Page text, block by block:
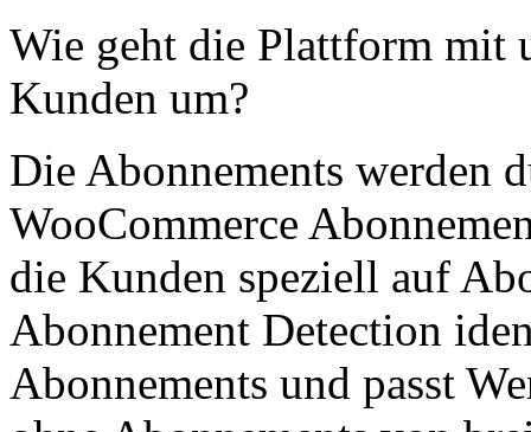
Wie geht die Plattform mit
Kunden um?
Die Abonnements werden
WooCommerce
die Kunden speziell auf
Abonnement Detection
Abonnements und passt